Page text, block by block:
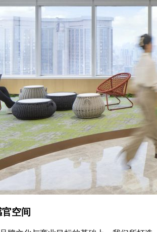
空间